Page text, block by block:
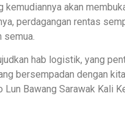
kemudiannya akan
perdagangan rentas
hab logistik, yang
bersempadan dengan
Bawang Sarawak Kali